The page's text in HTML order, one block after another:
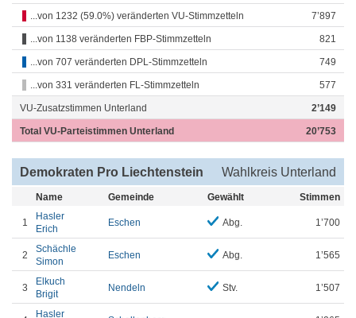
...von 1232 (59.0%) veränderten VU-Stimmzetteln 7’897
...von 1138 veränderten FBP-Stimmzetteln 821
...von 707 veränderten DPL-Stimmzetteln 749
...von 331 veränderten FL-Stimmzetteln 577
VU-Zusatzstimmen Unterland 2’149
Total VU-Parteistimmen Unterland 20’753
Demokraten Pro Liechtenstein Wahlkreis Unterland
Name Gemeinde Gewählt Stimmen
1
Hasler
Erich
Eschen Abg. 1’700
2
Schächle
Simon
Eschen Abg. 1’565
3
Elkuch
Brigit
Nendeln Stv. 1’507
Hasler